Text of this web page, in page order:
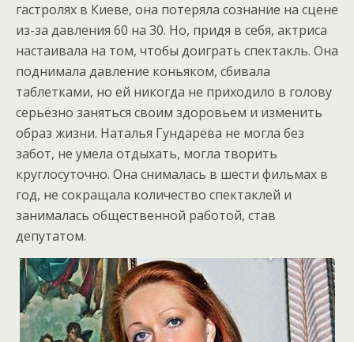
гастролях в Киеве, она потеряла сознание на сцене
из-за давления 60 на 30. Но, придя в себя, актриса
настаивала на том, чтобы доиграть спектакль. Она
поднимала давление коньяком, сбивала
таблетками, но ей никогда не приходило в голову
серьёзно заняться своим здоровьем и изменить
образ жизни. Наталья Гундарева не могла без
забот, не умела отдыхать, могла творить
круглосуточно. Она снималась в шести фильмах в
год, не сокращала количество спектаклей и
занималась общественной работой, став
депутатом.